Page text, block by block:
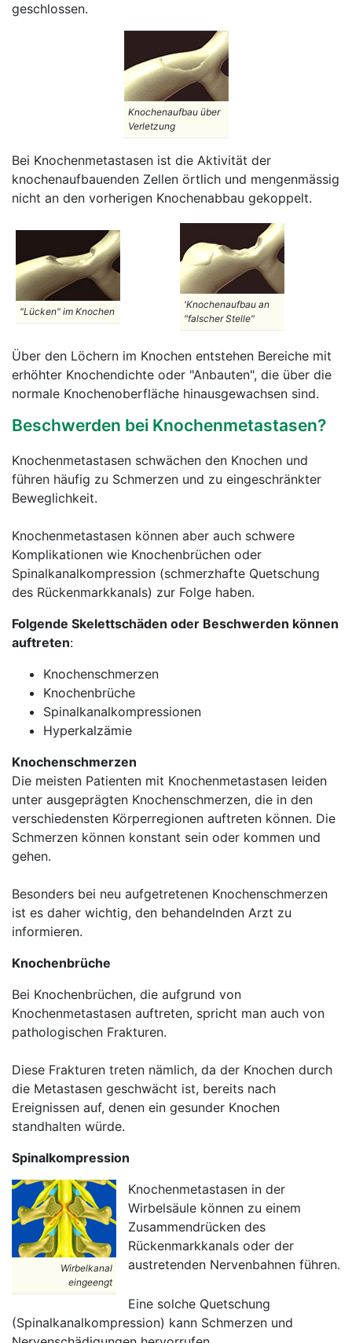
geschlossen.
Knochenaufbau über
Verletzung
Bei Knochenmetastasen ist die Aktivität der
knochenaufbauenden Zellen örtlich und mengenmässig
nicht an den vorherigen Knochenabbau gekoppelt.
"Lücken" im Knochen
'Knochenaufbau an
"falscher Stelle"
Über den Löchern im Knochen entstehen Bereiche mit
erhöhter Knochendichte oder "Anbauten", die über die
normale Knochenoberfläche hinausgewachsen sind.
Beschwerden bei Knochenmetastasen?
Knochenmetastasen schwächen den Knochen und
führen häufig zu Schmerzen und zu eingeschränkter
Beweglichkeit.
Knochenmetastasen können aber auch schwere
Komplikationen wie Knochenbrüchen oder
Spinalkanalkompression (schmerzhafte Quetschung
des Rückenmarkkanals) zur Folge haben.
Folgende Skelettschäden oder Beschwerden können
auftreten:
Knochenschmerzen
Knochenbrüche
Spinalkanalkompressionen
Hyperkalzämie
Knochenschmerzen
Die meisten Patienten mit Knochenmetastasen leiden
unter ausgeprägten Knochenschmerzen, die in den
verschiedensten Körperregionen auftreten können. Die
Schmerzen können konstant sein oder kommen und
gehen.
Besonders bei neu aufgetretenen Knochenschmerzen
ist es daher wichtig, den behandelnden Arzt zu
informieren.
Knochenbrüche
Bei Knochenbrüchen, die aufgrund von
Knochenmetastasen auftreten, spricht man auch von
pathologischen Frakturen.
Diese Frakturen treten nämlich, da der Knochen durch
die Metastasen geschwächt ist, bereits nach
Ereignissen auf, denen ein gesunder Knochen
standhalten würde.
Spinalkompression
Wirbelkanal
eingeengt
Knochenmetastasen in der
Wirbelsäule können zu einem
Zusammendrücken des
Rückenmarkkanals oder der
austretenden Nervenbahnen führen.
Eine solche Quetschung
(Spinalkanalkompression) kann Schmerzen und